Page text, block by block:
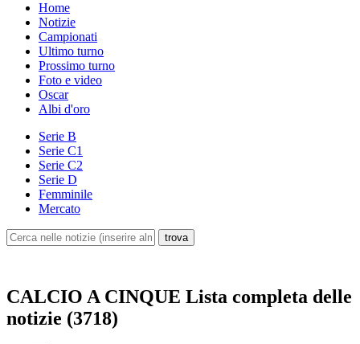
Home
Notizie
Campionati
Ultimo turno
Prossimo turno
Foto e video
Oscar
Albi d'oro
Serie B
Serie C1
Serie C2
Serie D
Femminile
Mercato
CALCIO A CINQUE Lista completa delle
notizie (3718)